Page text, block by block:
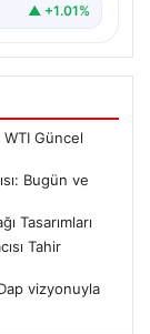
▲ +1.01%
Güncel
Bugün ve
Tasarımları
Tahir
vizyonuyla